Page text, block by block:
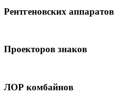
Рентгеновских аппаратов
Проекторов знаков
ЛОР комбайнов